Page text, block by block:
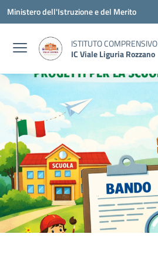
Vai ai contenuti
Vai al menu di navigazione
Vai al footer
Ministero dell'Istruzione e del Merito
ISTITUTO COMPRENSIVO
IC Viale Liguria Rozzano